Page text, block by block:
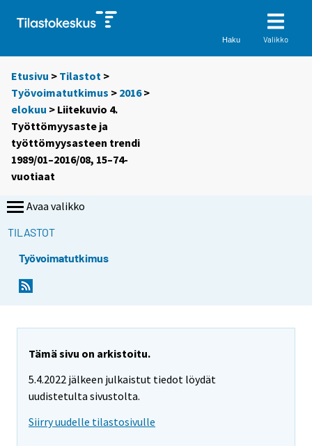
Haku Valikko
Etusivu > Tilastot >
Työvoimatutkimus > 2016>
elokuu > Liitekuvio 4.
Työttömyysaste ja
työttömyysasteen trendi
1989/01–2016/08, 15–74-
vuotiaat
Avaa valikko
TILASTOT
Työvoimatutkimus
Tämä sivu on arkistoitu.
5.4.2022 jälkeen julkaistut tiedot löydät
uudistetulta sivustolta.
Siirry uudelle tilastosivulle